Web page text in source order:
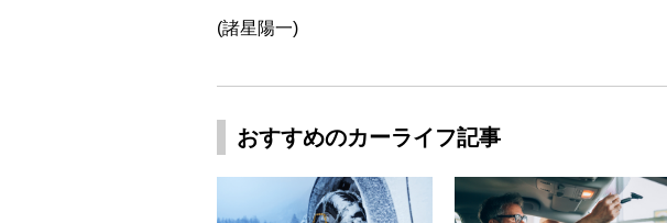
(諸星陽一)
おすすめのカーライフ記事